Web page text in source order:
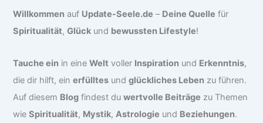
Willkommen auf Update-Seele.de – Deine Quelle für
Spiritualität,Glück und bewussten Lifestyle!
Tauche ein in eineWelt voller Inspiration und Erkenntnis,
die dir hilft, einerfülltes undglückliches Leben zu führen.
Auf diesem Blog findest duwertvolle Beiträge zu Themen
wieSpiritualität, Mystik,Astrologie und Beziehungen.